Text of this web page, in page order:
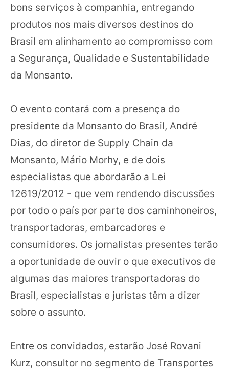
bons serviços à companhia, entregando
produtos nos mais diversos destinos do
Brasil em alinhamento ao compromisso com
a Segurança, Qualidade e Sustentabilidade
da Monsanto.
O evento contará com a presença do
presidente da Monsanto do Brasil, André
Dias, do diretor de Supply Chain da
Monsanto, Mário Morhy, e de dois
especialistas que abordarão a Lei
12619/2012 - que vem rendendo discussões
por todo o país por parte dos caminhoneiros,
transportadoras, embarcadores e
consumidores. Os jornalistas presentes terão
a oportunidade de ouvir o que executivos de
algumas das maiores transportadoras do
Brasil, especialistas e juristas têm a dizer
sobre o assunto.
Entre os convidados, estarão José Rovani
Kurz, consultor no segmento de Transportes